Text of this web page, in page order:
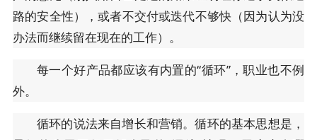
路的安全性），或者不交付或迭代不够快（因为认为没
办法而继续留在现在的工作）。
每一个好产品都应该有内置的“循环”，职业也不例
外。
循环的说法来自增长和营销。循环的基本思想是，